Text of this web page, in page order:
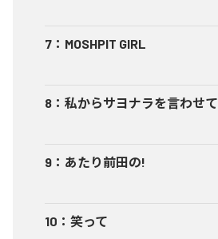
7 ： MOSHPIT GIRL
8 ： 私からサヨナラを言わせて
9 ： あたり前田の!
10 ： 笑って